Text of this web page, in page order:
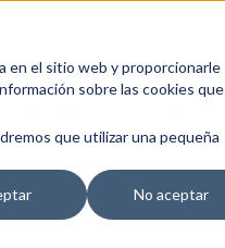
en el sitio web y proporcionarle
sobre las cookies que
que utilizar una pequeña
No aceptar